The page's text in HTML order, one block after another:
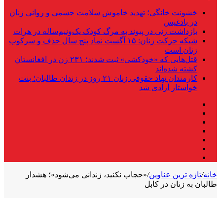
خشونت خانگی؛ تهدید خاموش سلامت جسمی و روانی زنان
در بادغیس
بازداشت زنی در پیوند به مرگ کودک یک‌ونیم‌ساله در هرات
شبکه حرکت زنان: ۱۵ آگست نماد پنج سال حذف و سرکوب
زنان است
قتل‌هایی که «خودکشی» ثبت شدند؛ ۲۳۱ زن در افغانستان
کشته شده‌اند
کارمندان نهاد حقوقی زنان ۲۱ روز در زندان طالبان؛ بنت
خواستار آزادی شد
خانه/تازه ترین عناوین/
«حجاب نکنید، زندانی می‎‌شود»؛ هشدار
طالبان به زنان در کابل